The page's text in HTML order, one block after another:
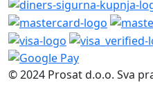
© 2024 Prosat d.o.o. Sva